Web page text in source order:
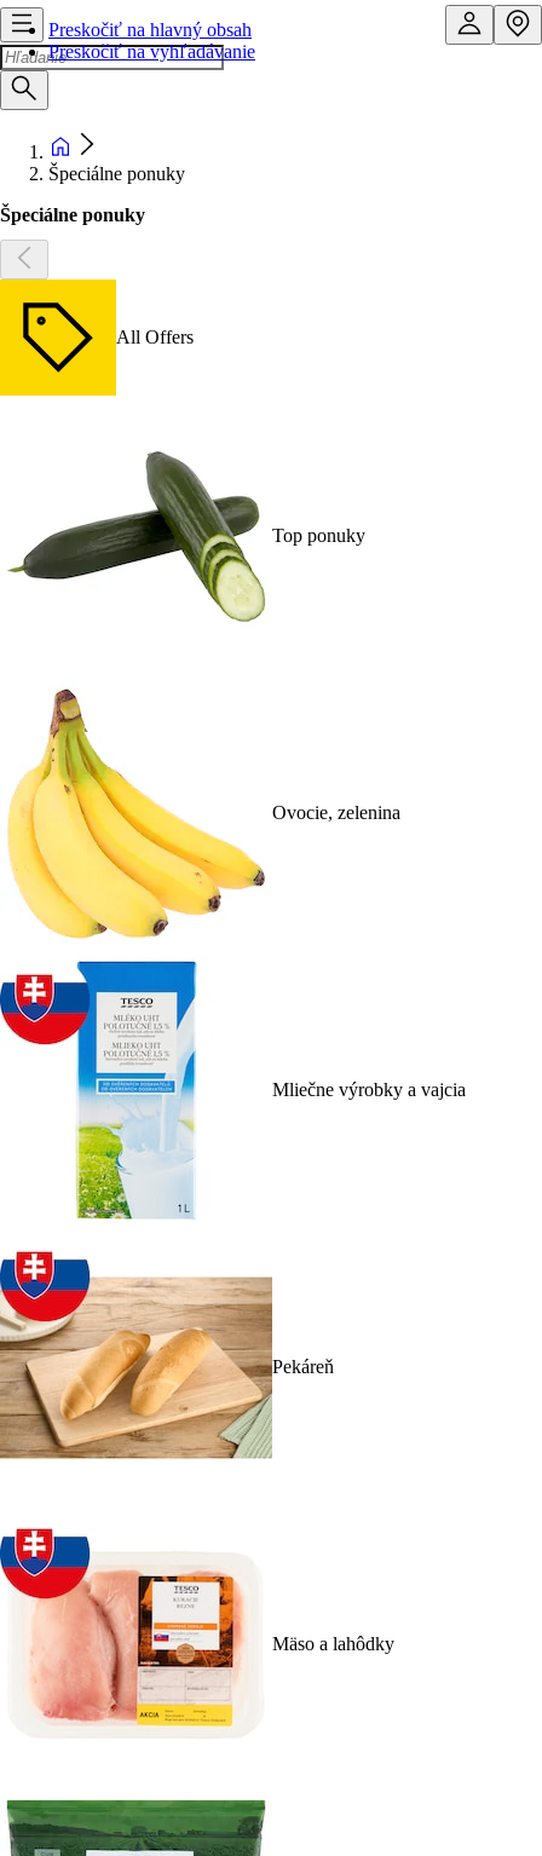
Preskočiť na hlavný obsah
Preskočiť na vyhľadávanie
Špeciálne ponuky
Špeciálne ponuky
All Offers
Top ponuky
Ovocie, zelenina
Mliečne výrobky a vajcia
Pekáreň
Mäso a lahôdky